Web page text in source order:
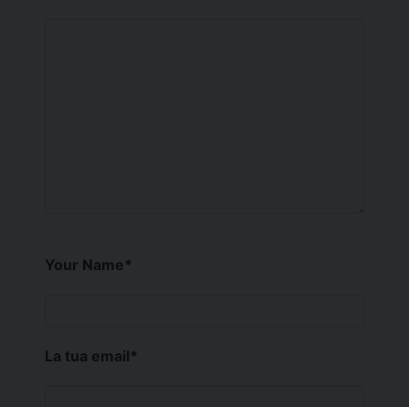
Your Name*
La tua email*